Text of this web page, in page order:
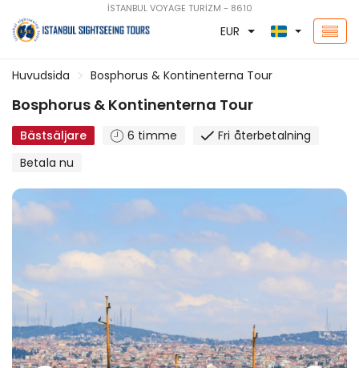
İSTANBUL VOYAGE TURİZM - 8610
EUR
Huvudsida Bosphorus & Kontinenterna Tour
Bosphorus & Kontinenterna Tour
Bästsäljare 6 timme
Fri återbetalning
Betala nu